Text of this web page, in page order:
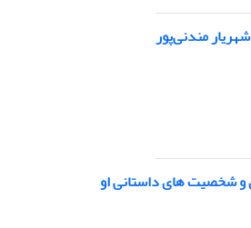
مندنی‌پور
شخصیت های داستانی‌ او